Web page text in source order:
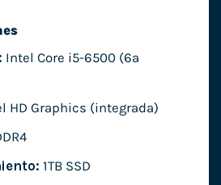
Intel Core i5-6500 (6ª
HD Graphics (integrada)
1TB SSD